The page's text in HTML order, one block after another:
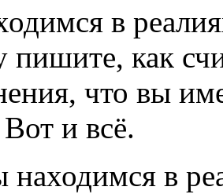
в
пишите, как
что вы
и всё.
в